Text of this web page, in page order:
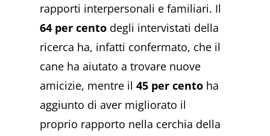
rapporti interpersonali e familiari. Il
64 per cento degli intervistati della
ricerca ha, infatti confermato, che il
cane ha aiutato a trovare nuove
amicizie, mentre il45 per cento ha
aggiunto di aver migliorato il
proprio rapporto nella cerchia della